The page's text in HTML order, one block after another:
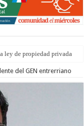
ley de propiedad privada
del GEN entrerriano